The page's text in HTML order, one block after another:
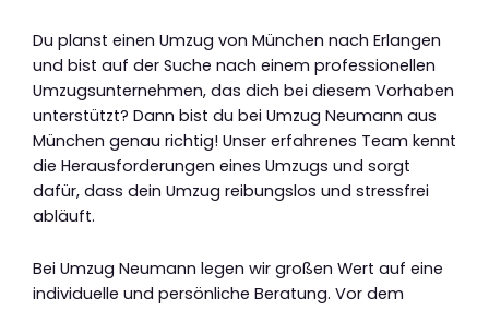
Du planst einen Umzug von München nach Erlangen
und bist auf der Suche nach einem professionellen
Umzugsunternehmen, das dich bei diesem Vorhaben
unterstützt? Dann bist du bei Umzug Neumann aus
München genau richtig! Unser erfahrenes Team kennt
die Herausforderungen eines Umzugs und sorgt
dafür, dass dein Umzug reibungslos und stressfrei
abläuft.
Bei Umzug Neumann legen wir großen Wert auf eine
individuelle und persönliche Beratung. Vor dem